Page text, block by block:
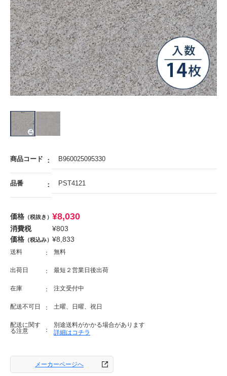
商品コード B960025095330
品番 PST4121
価格 （税抜き） ¥8,030
消費税 ¥803
価格 （税込み） ¥8,833
送料 無料
出荷日 最短２営業日後出荷
在庫 注文受付中
配送不可日 土曜、日曜、祝日
配送に関す
る注意
別途送料がかかる場合があります
詳細はコチラ
メーカーページへ